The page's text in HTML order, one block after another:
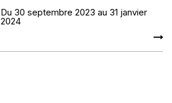
Du 30 septembre 2023 au 31 janvier
2024